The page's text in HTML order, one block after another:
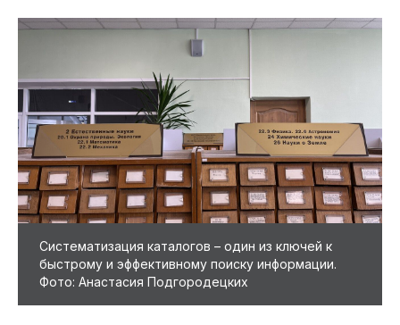
Систематизация каталогов – один из ключей к
быстрому и эффективному поиску информации.
Фото: Анастасия Подгородецких